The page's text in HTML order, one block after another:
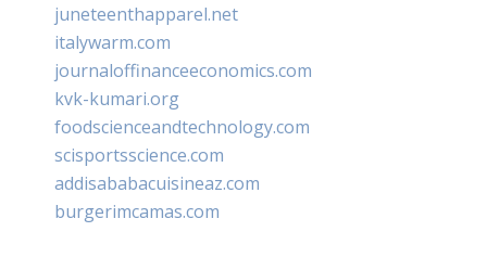
juneteenthapparel.net
italywarm.com
journaloffinanceeconomics.com
kvk-kumari.org
foodscienceandtechnology.com
scisportsscience.com
addisababacuisineaz.com
burgerimcamas.com